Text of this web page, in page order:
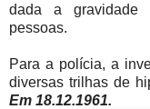
dada a gravidade
pessoas.
Para a polícia, a
diversas trilhas de
Em 18.12.1961.